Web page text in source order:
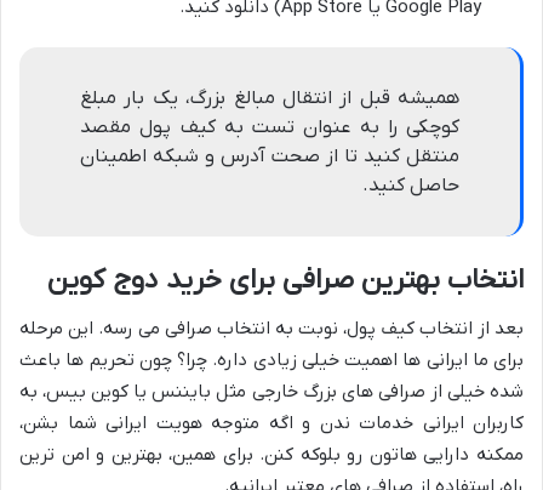
Google Play یا App Store) دانلود کنید.
همیشه قبل از انتقال مبالغ بزرگ، یک بار مبلغ
کوچکی را به عنوان تست به کیف پول مقصد
منتقل کنید تا از صحت آدرس و شبکه اطمینان
حاصل کنید.
انتخاب بهترین صرافی برای خرید دوج کوین
بعد از انتخاب کیف پول، نوبت به انتخاب صرافی می رسه. این مرحله
برای ما ایرانی ها اهمیت خیلی زیادی داره. چرا؟ چون تحریم ها باعث
شده خیلی از صرافی های بزرگ خارجی مثل بایننس یا کوین بیس، به
کاربران ایرانی خدمات ندن و اگه متوجه هویت ایرانی شما بشن،
ممکنه دارایی هاتون رو بلوکه کنن. برای همین، بهترین و امن ترین